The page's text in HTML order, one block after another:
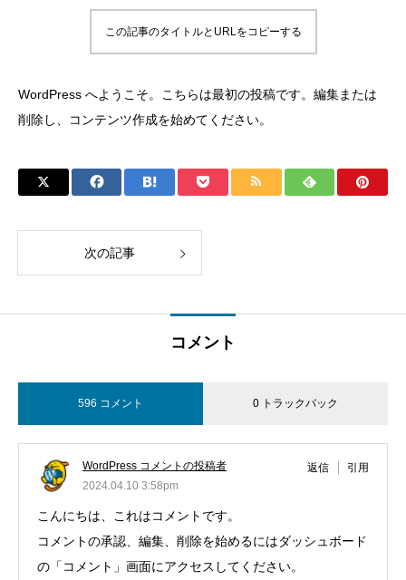
この記事のタイトルとURLをコピーする
WordPress へようこそ。こちらは最初の投稿です。編集または
削除し、コンテンツ作成を始めてください。
次の記事
コメント
596 コメント 0 トラックバック
WordPress コメントの投稿者
2024.04.10 3:58pm
返信 引用
こんにちは、これはコメントです。
コメントの承認、編集、削除を始めるにはダッシュボード
の「コメント」画面にアクセスしてください。